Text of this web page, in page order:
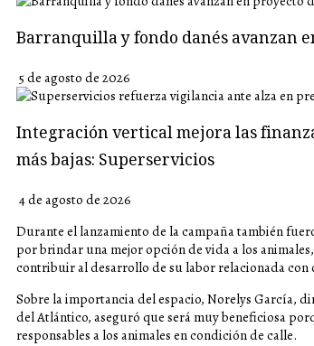
Barranquilla y fondo danés avanzan
5 de agosto de 2026
Integración vertical mejora las
más bajas: Superservicios
4 de agosto de 2026
Durante el lanzamiento de la campaña también
por brindar una mejor opción de vida a los
contribuir al desarrollo de su labor relacionada con
Sobre la importancia del espacio, Norelys García,
del Atlántico, aseguró que será muy beneficiosa
responsables a los animales en condición de calle.